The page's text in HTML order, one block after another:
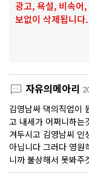
광고, 욕설, 비속어
보없이 삭제됩니다.
자유의메아리
김영남싸 댁의직업이
고 내세가 어쩌니하는
겨두시고 김영남씨 인
아닙니다 그러다 영원
니까 불상해서 못봐주